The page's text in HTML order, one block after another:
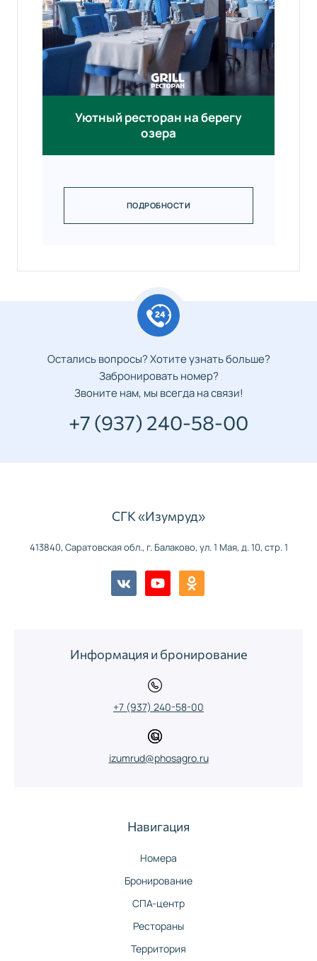
Уютный ресторан на берегу
озера
ПОДРОБНОСТИ
Остались вопросы? Хотите узнать больше?
Забронировать номер?
Звоните нам, мы всегда на связи!
+7 (937) 240-58-00
СГК «Изумруд»
413840, Саратовская обл., г. Балаково, ул. 1 Мая, д. 10, стр. 1
Информация и бронирование
+7 (937) 240-58-00
izumrud@phosagro.ru
Навигация
Номера
Бронирование
СПА-центр
Рестораны
Территория